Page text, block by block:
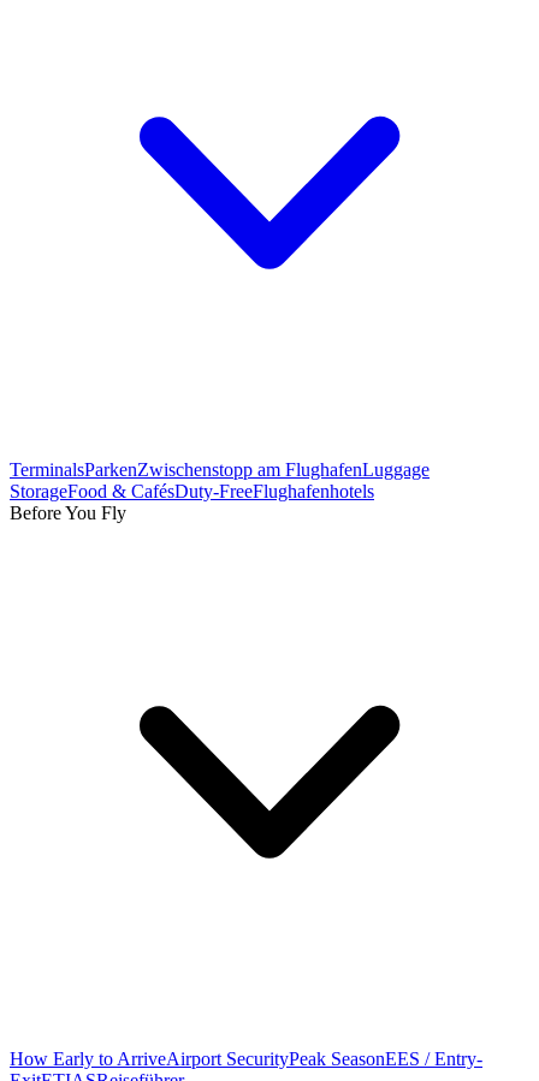
TerminalsParkenZwischenstopp am FlughafenLuggage
StorageFood & CafésDuty-FreeFlughafenhotels
Before You Fly
How Early to ArriveAirport SecurityPeak SeasonEES / Entry-